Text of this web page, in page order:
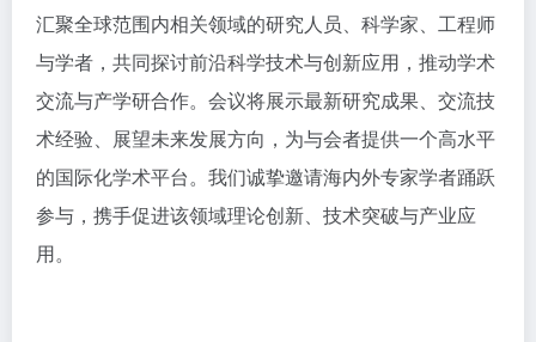
汇聚全球范围内相关领域的研究人员、科学家、工程师
与学者，共同探讨前沿科学技术与创新应用，推动学术
交流与产学研合作。会议将展示最新研究成果、交流技
术经验、展望未来发展方向，为与会者提供一个高水平
的国际化学术平台。我们诚挚邀请海内外专家学者踊跃
参与，携手促进该领域理论创新、技术突破与产业应
用。